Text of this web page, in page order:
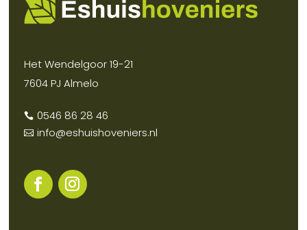
Het Wendelgoor 19-21
7604 PJ Almelo
 0546 86 28 46
 info@eshuishoveniers.nl